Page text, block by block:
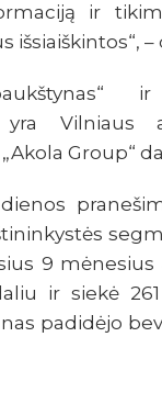
ir
išsiaiškintos“, –
ir
yra Vilniaus
Group“
9 mėnesius
ir siekė
padidėjo